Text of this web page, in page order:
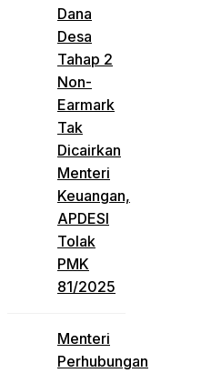
Dana
Desa
Tahap 2
Non-
Earmark
Tak
Dicairkan
Menteri
Keuangan,
APDESI
Tolak
PMK
81/2025
Menteri
Perhubungan